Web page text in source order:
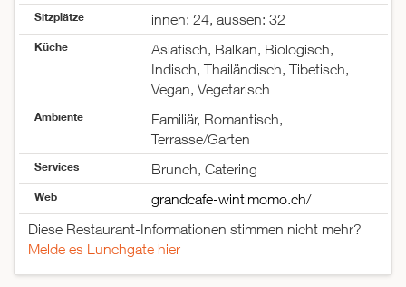
Montag
Mittwoch
Samstag
geschlossen
10:00–17:00
11:30–17:00
11:30–17:00
10:00–17:00
11:30–17:00
11:30–17:00
Sitzplätze innen: 24, aussen: 32
Küche
Asiatisch, Balkan, Biologisch,
Indisch, Thailändisch, Tibetisch,
Vegan, Vegetarisch
Ambiente
Familiär, Romantisch,
Terrasse/Garten
Services Brunch, Catering
Web
grandcafe-wintimomo.ch/
Diese Restaurant-Informationen stimmen nicht mehr?
Melde es Lunchgate hier